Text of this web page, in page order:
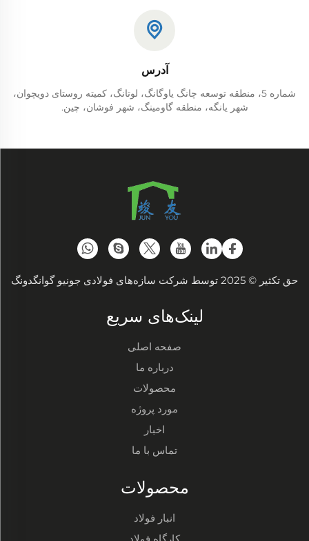
آدرس
شماره 5، منطقه توسعه چانگ یاوگانگ، لوتانگ، کمیته روستای دویچوان،
شهر یانگه، منطقه گاومینگ، شهر فوشان، چین.
حق تکثیر © 2025 توسط شرکت سازه‌های فولادی جونیو گوانگدونگ
لینک‌های سریع
صفحه اصلی
درباره ما
محصولات
مورد پروژه
اخبار
تماس با ما
محصولات
انبار فولاد